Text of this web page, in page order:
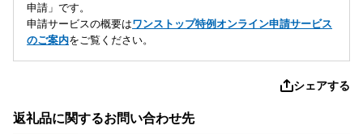
申請」です。
申請サービスの概要はワンストップ特例オンライン申請サービス
のご案内をご覧ください。
シェアする
返礼品に関するお問い合わせ先